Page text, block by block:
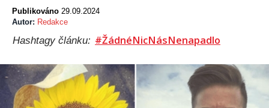
Publikováno 29.09.2024
Autor: Redakce
Hashtagy článku: #ŽádnéNicNásNenapadlo